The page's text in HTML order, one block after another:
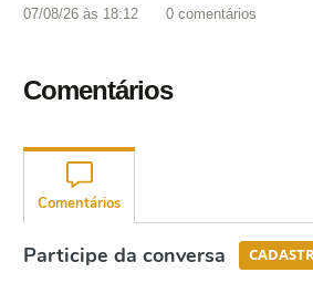
07/08/26 às 18:12 0 comentários
Comentários